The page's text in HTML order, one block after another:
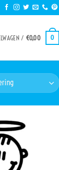
/ €0,00 0